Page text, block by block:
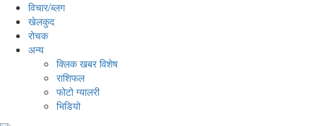
विचार/ब्लग
खेलकुद
रोचक
अन्य
क्लिक खबर विशेष
राशिफल
फोटो ग्यालरी
भिडियो